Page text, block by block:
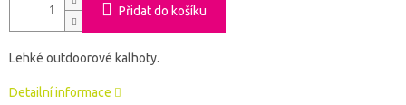
Přidat do košíku
Lehké outdoorové kalhoty.
Detailní informace